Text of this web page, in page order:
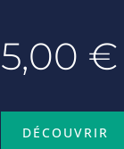
5,00 €
DÉCOUVRIR